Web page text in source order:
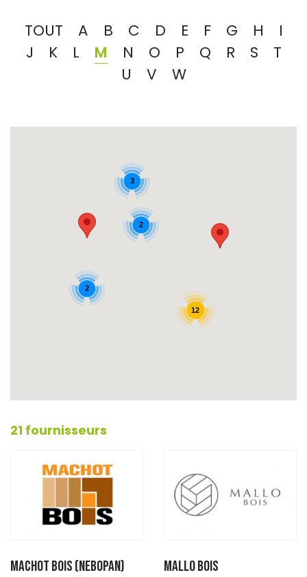
TOUT A B C D E F G H
I
J
K L M N O P Q R S
T
U
V W
12
2
2
3
21 fournisseurs
MACHOT BOIS (NEBOPAN) MALLO BOIS